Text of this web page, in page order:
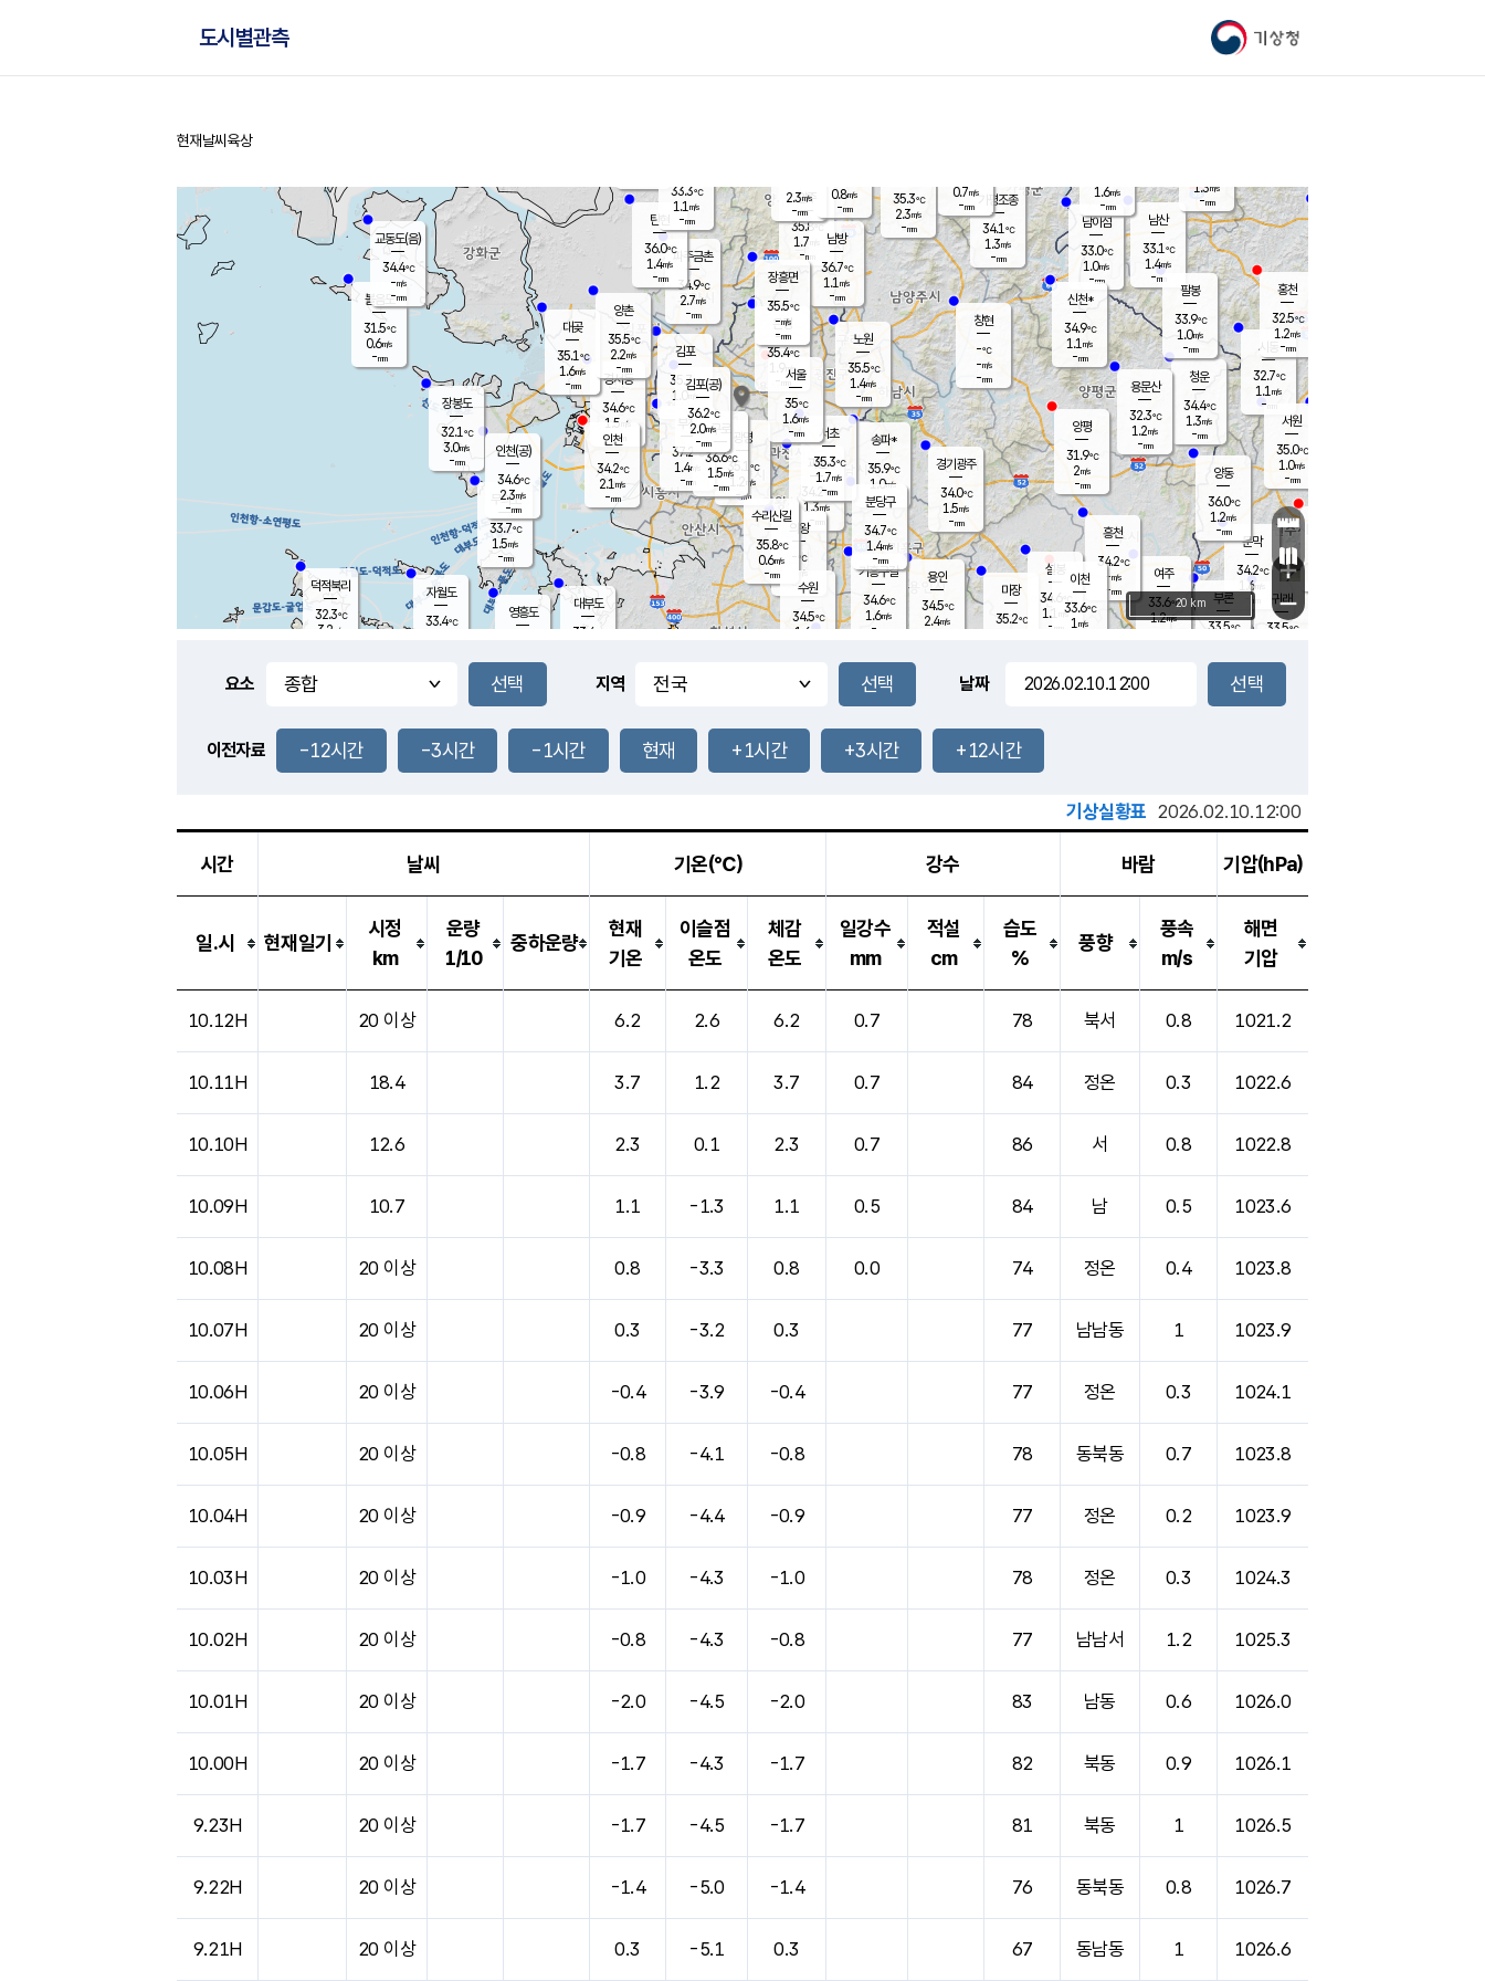
기상청
도시별관측
홈
현재날씨 육상
풍도
1.5m/s
문막
34.2℃
1.6m/s
mm
남이섬
33.0℃
1.0m/s
-mm
무의도
33.7℃
1.5m/s
-mm
영흥도
볼음도
31.5℃
0.6m/s
-mm
자월도
33.4℃
양주
35.8℃
1.7
-mm
부론
33.5℃
과천
34.2℃
1.3m/s
- mm
남산
33.1℃
1.4m/s
-mm
장봉도
32.1℃
3.0m/s
-mm
-mm
청운
34.4℃
1.3m/s
-mm
팔봉
33.9℃
1.0m/s
-mm
-mm
용인
34.5℃
2.4m/s
여주
33.6℃
1.2m/s
양동
36.0℃
1.2m/s
-mm
경기광주
34.0℃
1.5m/s
-mm
장호원
1.6m/s
-mm
34.0
℃
대부도
33.4
-
경서동
34.6℃
1.5 m/s
-mm
파주금촌
34.9℃
2.7m/s
-mm
가평조종
34.1℃
1.3m/s
-mm
35.3℃
2.3m/s
-mm
대곶
35.1℃
1.6m/s
-mm
신천*
34.9℃
1.1 m/s
-mm
창현
-℃
-m/s
-mm
탄현
36.0℃
1.4m/s
-mm
0.7m/s
-mm
35.0℃
2.0m/s
-mm
흥천
34.2℃
-m/s
-mm
마장
35.2℃
의왕
- ℃
m/s
mm
김포
35.7℃
1.0 m/s
mm
설봉
34.6
1.1 m/s
- mm
광명
35.1
℃
1.2 m/s
-mm
부천
37.2℃
1.4m/s
-mm
-mm
양촌
35.5℃
2.2m/s
-mm
구로
36.6℃
1.5m/s
-mm
은평
35.4℃
1.9 m/s
- mm
노원
35.5℃
1.4m/s
-mm
송파*
35.9℃
1.0m/s
-mm
서초
35.3℃
1.7m/s
-mm
남방
36.7℃
1.1 m/s
-mm
기흥구갈
34.6℃
1.6m/s
-
수리산길
35.8℃
0.6m/s
-mm
분당구
34.7℃
1.4m/s
-mm
장흥면
35.5℃
-m/s
-mm
2.3m/s
-mm
시동
32.7℃
1.1 m/s
- mm
귀래
33.5℃
서원
35.0℃
1.0m/s
-mm
용문산
32.3℃
1.2m/s
-mm
덕적북리
32.3℃
3.2 m/s
인천(공)
34.6℃
2.3m/s
-mm
김포(공)
36.2℃
2.0m/s
-mm
교동도(음)
34.4℃
-m/s
-mm
홍천
32.5℃
1.2m/s
-mm
이천
33.6℃
1 m/s
양평
31.9℃
2m/s
-mm
수원
34.5℃
1.6 m/s
인천
34.2℃
2.1 m/s
-mm
서울
35℃
1.6m/s
-mm
1.3m/s
-mm
33.3℃
1.1 m/s
-mm
0.8m/s
-mm
+
−
20 km
요소 지역 날짜
이전자료 -12시간 -3시간 -1시간 현재 +1시간 +3시간 +12시간
기상실황표 2026.02.10.12:00
시간 날씨 기온(℃) 강수 바람 기압(hPa)
일.시 현재일기
시정
km
운량
1/10
중하운량
현재
기온
이슬점
온도
체감
온도
일강수
mm
적설
cm
습도
%
풍향
풍속
m/s
해면
기압
10.12H 20 이상 6.2 2.6 6.2 0.7 78 북서 0.8 1021.2
10.11H 18.4 3.7 1.2 3.7 0.7 84 정온 0.3 1022.6
10.10H 12.6 2.3 0.1 2.3 0.7 86 서 0.8 1022.8
10.09H 10.7 1.1 -1.3 1.1 0.5 84 남 0.5 1023.6
10.08H 20 이상 0.8 -3.3 0.8 0.0 74 정온 0.4 1023.8
10.07H 20 이상 0.3 -3.2 0.3 77 남남동 1 1023.9
10.06H 20 이상 -0.4 -3.9 -0.4 77 정온 0.3 1024.1
10.05H 20 이상 -0.8 -4.1 -0.8 78 동북동 0.7 1023.8
10.04H 20 이상 -0.9 -4.4 -0.9 77 정온 0.2 1023.9
10.03H 20 이상 -1.0 -4.3 -1.0 78 정온 0.3 1024.3
10.02H 20 이상 -0.8 -4.3 -0.8 77 남남서 1.2 1025.3
10.01H 20 이상 -2.0 -4.5 -2.0 83 남동 0.6 1026.0
10.00H 20 이상 -1.7 -4.3 -1.7 82 북동 0.9 1026.1
9.23H 20 이상 -1.7 -4.5 -1.7 81 북동 1 1026.5
9.22H 20 이상 -1.4 -5.0 -1.4 76 동북동 0.8 1026.7
9.21H 20 이상 0.3 -5.1 0.3 67 동남동 1 1026.6